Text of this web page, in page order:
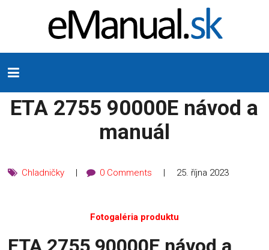
ETA 2755 90000E návod a
manuál
Chladničky 0 Comments 25. října 2023
Fotogaléria produktu